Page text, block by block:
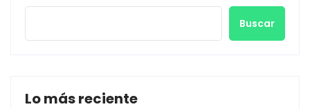
Buscar
Lo más reciente